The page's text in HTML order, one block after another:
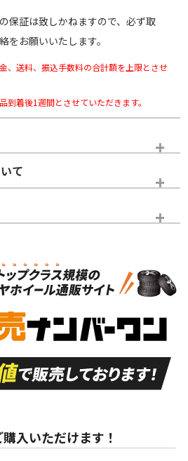
保証は致しかねますので、必ず取
をお願いいたします。
、送料、振込手数料の合計額を上限とさせ
着後1週間とさせていただきます。
により判断しておりますので、あら
ご了承ください。
S
新車外し品（新古
付き
、
ど
A
走行距離も少なく、
非常に状態の良い中
古品
んどない中古品
て
ルセット
入いただけます！